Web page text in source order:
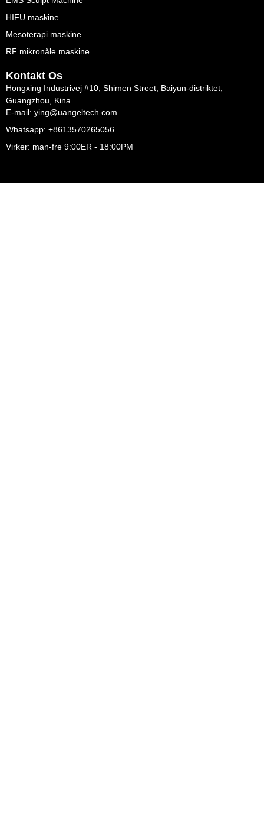
HIFU maskine
Mesoterapi maskine
RF mikronåle maskine
Kontakt Os
Hongxing Industrivej #10, Shimen Street, Baiyun-distriktet,
Guangzhou, Kina
E-mail: ying@uangeltech.com
Whatsapp: +8613570265056
Virker: man-fre 9:00ER - 18:00PM